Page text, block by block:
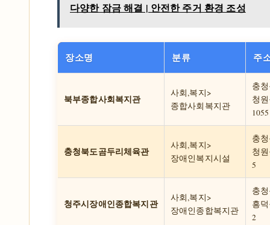
다양한 잠금 해결 | 안전한 주거 환경 조성
장소명 분류 주
북부종합사회복지관
사회,복지>
종합사회복지관
충
청
1055
충청북도곰두리체육관
사회,복지>
장애인복지시설
충
청
5
청주시장애인종합복지관
사회,복지>
장애인종합복지관
충
흥
2